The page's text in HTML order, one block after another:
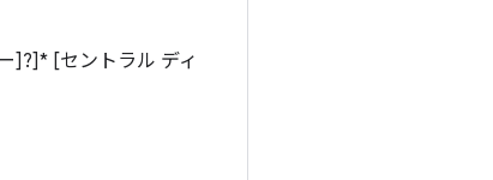
]?]* [セントラル ディ